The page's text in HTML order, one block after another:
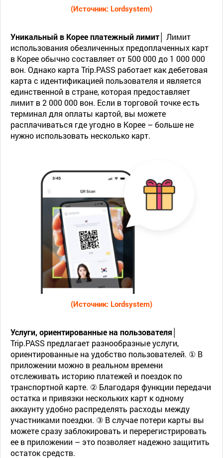
(Источник: Lordsystem)
Уникальный в Корее платежный лимит│ Лимит
использования обезличенных предоплаченных карт
в Корее обычно составляет от 500 000 до 1 000 000
вон. Однако карта Trip.PASS работает как дебетовая
карта с идентификацией пользователя и является
единственной в стране, которая предоставляет
лимит в 2 000 000 вон. Если в торговой точке есть
терминал для оплаты картой, вы можете
расплачиваться где угодно в Корее – больше не
нужно использовать несколько карт.
(Источник: Lordsystem)
Услуги, ориентированные на пользователя│
Trip.PASS предлагает разнообразные услуги,
ориентированные на удобство пользователей. ① В
приложении можно в реальном времени
отслеживать историю платежей и поездок по
транспортной карте. ② Благодаря функции передачи
остатка и привязки нескольких карт к одному
аккаунту удобно распределять расходы между
участниками поездки. ③ В случае потери карты вы
можете сразу заблокировать и перерегистрировать
ее в приложении – это позволяет надежно защитить
остаток средств.